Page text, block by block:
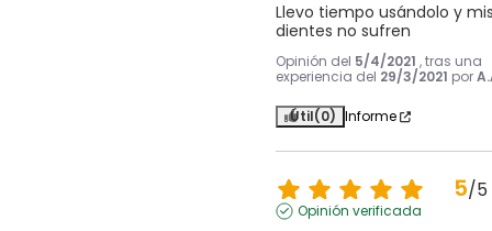
Llevo tiempo usándolo y
dientes no sufren
Opinión del 5/4/2021 , tras una
experiencia del 29/3/2021 por
Útil(0) Informe
5/5
Opinión verificada